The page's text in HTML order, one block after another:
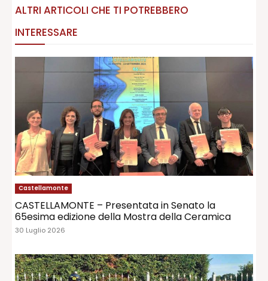
ALTRI ARTICOLI CHE TI POTREBBERO
INTERESSARE
Castellamonte
CASTELLAMONTE – Presentata in Senato la
65esima edizione della Mostra della Ceramica
30 Luglio 2026